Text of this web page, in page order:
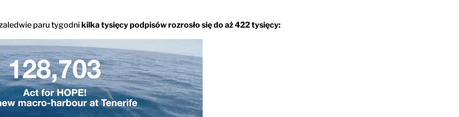
paru tygodni kilka tysięcy podpisów rozrosło się do aż 422 tysięcy: